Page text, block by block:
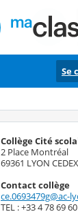
Se
Collège Cité
2 Place Montréal
69361 LYON
Contact collège
ce.0693479g@ac-
TEL : +33 4 78 69